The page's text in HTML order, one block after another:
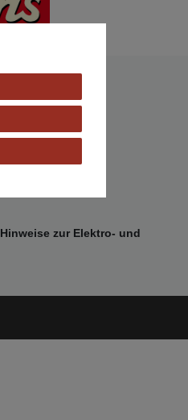
Hinweise zur Elektro- und